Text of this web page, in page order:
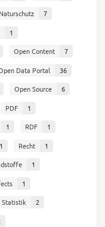
Naturschutz
7
1
Open Content
7
Data Portal
36
Open Source
6
PDF
1
1 RDF
1
1 Recht
1
1
1
Statistik
2